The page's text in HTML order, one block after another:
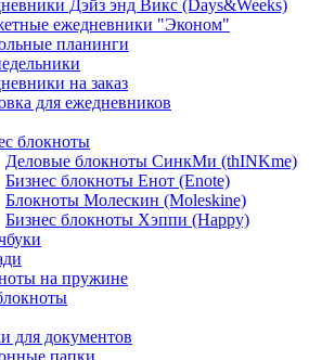
Дэйз энд Викс (Days&Weeks)
ежедневники "Эконом"
планинги
на заказ
для ежедневников
блокноты
Деловые блокноты СинкМи (thINKme)
Бизнес блокноты Енот (Enote)
Блокноты Молескин (Moleskine)
Бизнес блокноты Хэппи (Happy)
на пружине
для документов
папки